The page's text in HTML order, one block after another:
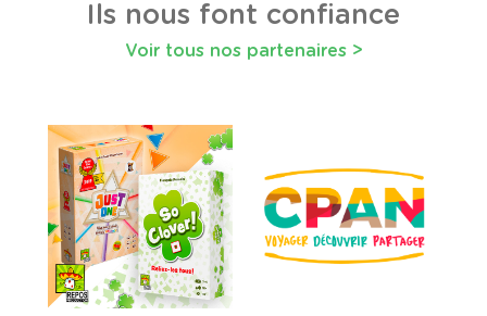
Ils nous font confiance
Voir tous nos partenaires >